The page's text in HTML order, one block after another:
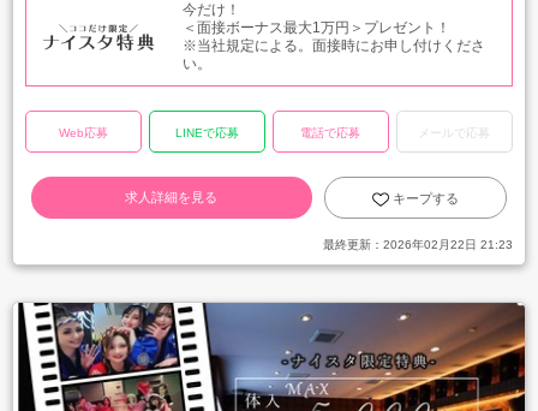
今だけ！
＜面接ボーナス最大1万円＞プレゼント！
※当社規定による。面接時にお申し付けくださ
い。
Web応募 LINEで応募 電話で応募 メールで応募
求人詳細を見る キープする
最終更新： 2026年02月22日 21:23